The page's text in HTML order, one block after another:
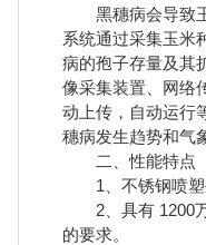
黑穗病会导致玉
系统通过采集玉米
病的孢子存量及其
像采集装置、网络
动上传，自动运行
穗病发生趋势和气
二、性能特点
1、不锈钢喷塑
2、具有 1200万
的要求。